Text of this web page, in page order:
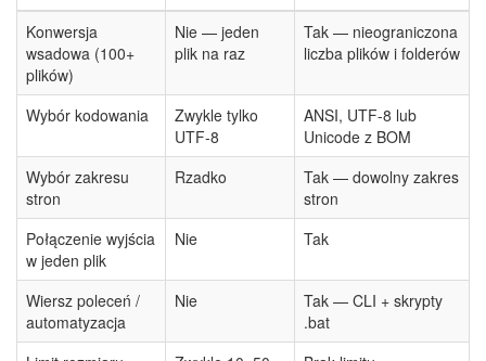
Konwersja
wsadowa (100+
plików)
Nie — jeden
plik na raz
Tak — nieograniczona
liczba plików i folderów
Wybór kodowania
Zwykle tylko
UTF-8
ANSI, UTF-8 lub
Unicode z BOM
Wybór zakresu
stron
Rzadko
Tak — dowolny zakres
stron
Połączenie wyjścia
w jeden plik
Nie Tak
Wiersz poleceń /
automatyzacja
Nie
Tak — CLI + skrypty
.bat